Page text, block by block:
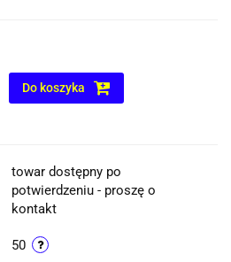
Do koszyka
towar dostępny po
potwierdzeniu - proszę o
kontakt
50